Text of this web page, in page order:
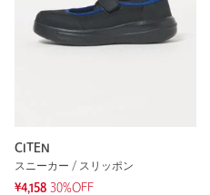
CITEN
スニーカー / スリッポン
¥4,158 30%OFF